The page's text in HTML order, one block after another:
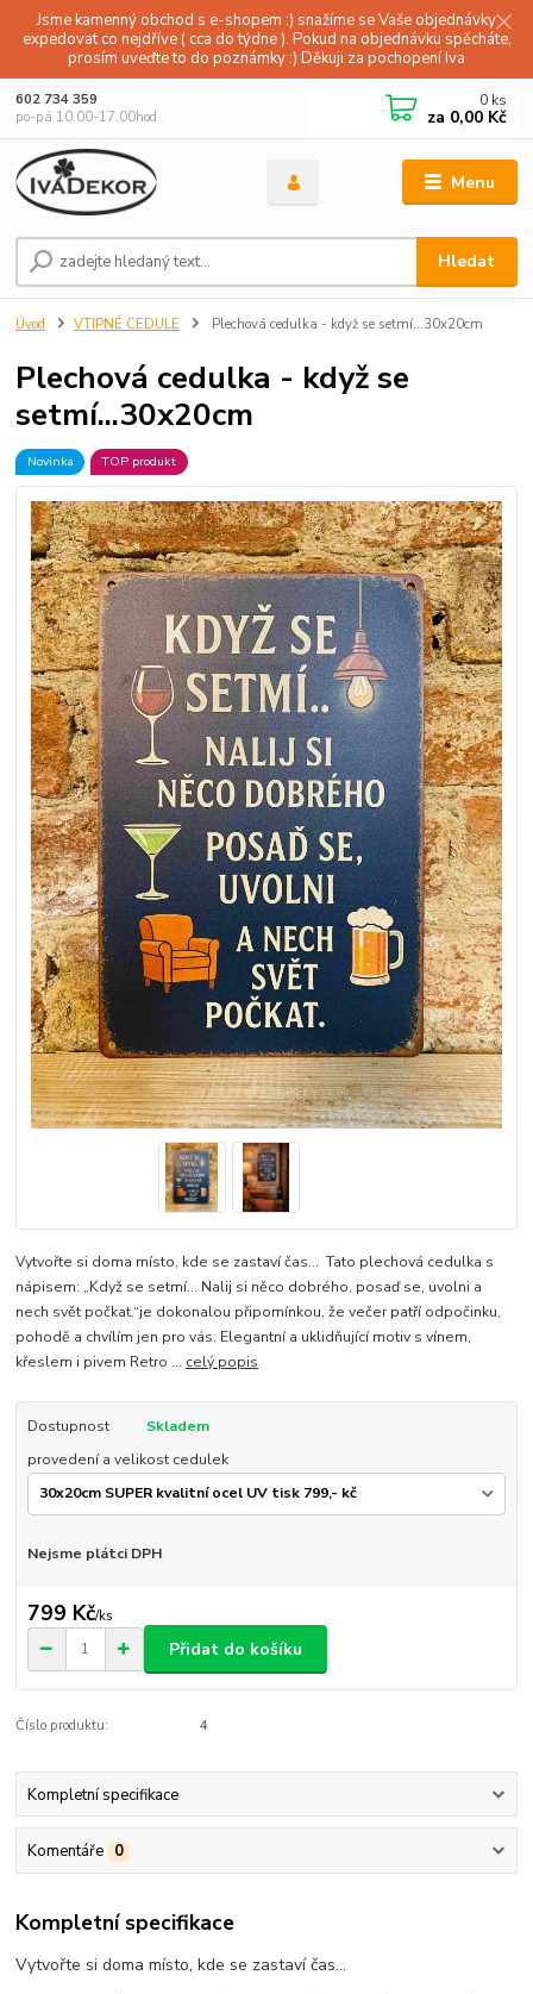
Jsme kamenný obchod s e-shopem :) snažíme se Vaše objednávky
expedovat co nejdříve ( cca do týdne ). Pokud na objednávku spěcháte,
prosím uveďte to do poznámky :) Děkuji za pochopení Iva
Menu
Hledat
602 734 359
po-pá 10.00-17.00hod
0 ks
za 0,00 Kč
Úvod VTIPNÉ CEDULE Plechová cedulka - když se setmí...30x20cm
Plechová cedulka - když se
setmí...30x20cm
Novinka TOP produkt
Vytvořte si doma místo, kde se zastaví čas... Tato plechová cedulka s
nápisem: „Když se setmí… Nalij si něco dobrého, posaď se, uvolni a
nech svět počkat.“je dokonalou připomínkou, že večer patří odpočinku,
pohodě a chvílím jen pro vás. Elegantní a uklidňující motiv s vínem,
křeslem i pivem Retro ... celý popis
Dostupnost
Skladem
provedení a velikost cedulek
Nejsme plátci DPH
799 Kč/ks
Přidat do košíku
Číslo produktu: 4
Kompletní specifikace
Komentáře 0
Kompletní specifikace
Vytvořte si doma místo, kde se zastaví čas...